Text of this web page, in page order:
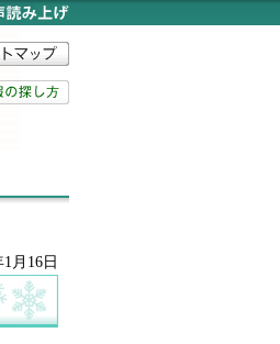
月16日